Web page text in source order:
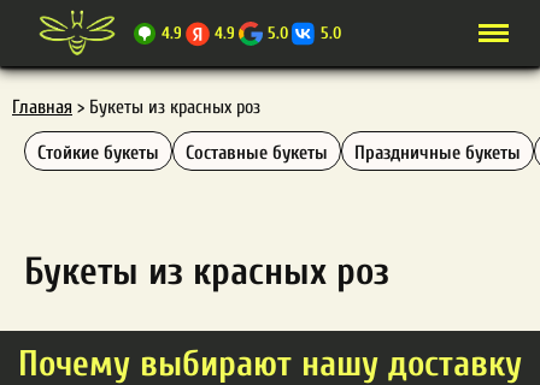
4.9 4.9 5.0 5.0
Главная > Букеты из красных роз
Стойкие букеты Составные букеты Праздничные букеты
Букеты из красных роз
Почему выбирают нашу доставку